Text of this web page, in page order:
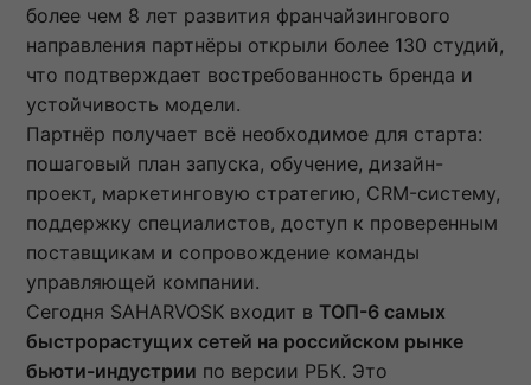
более чем 8 лет развития франчайзингового
направления партнёры открыли более 130 студий,
что подтверждает востребованность бренда и
устойчивость модели.
Партнёр получает всё необходимое для старта:
пошаговый план запуска, обучение, дизайн-
проект, маркетинговую стратегию, CRM-систему,
поддержку специалистов, доступ к проверенным
поставщикам и сопровождение команды
управляющей компании.
Сегодня SAHARVOSK входит в ТОП-6 самых
быстрорастущих сетей на российском рынке
бьюти-индустрии по версии РБК. Это